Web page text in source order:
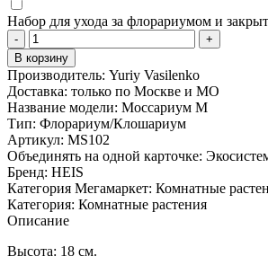
Набор для ухода за флорариумом и
-
+
В корзину
Производитель: Yuriy Vasilenko
Доставка: только по Москве и МО
Название модели: Моссариум M
Тип: Флорариум/Клошариум
Артикул: MS102
Объединять на одной карточке:
Бренд: HEIS
Категория Мегамаркет: Комнатные
Категория: Комнатные растения
Описание
Высота: 18 см.